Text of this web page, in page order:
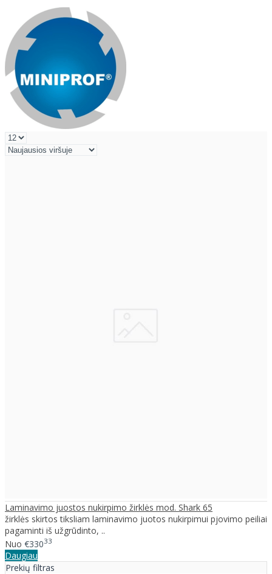
Laminavimo juostos nukirpimo žirklės mod. Shark 65
žirklės skirtos tiksliam laminavimo juotos nukirpimui pjovimo peiliai
pagaminti iš užgrūdinto, ..
Nuo €33033
Daugiau
Prekių filtras